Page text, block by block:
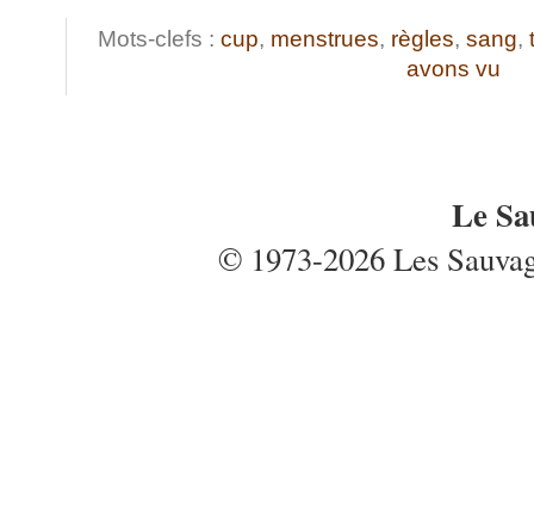
Mots-clefs : cup, menstrues, règles, sang,
avons vu
Le
© 1973-2026 Les